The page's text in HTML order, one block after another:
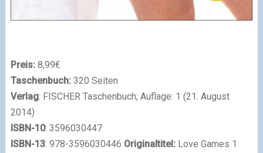
Preis:8,99€
Taschenbuch:320 Seiten
Verlag: FISCHER Taschenbuch; Auflage: 1 (21. August
2014)
ISBN-10: 3596030447
ISBN-13: 978-3596030446 Originaltitel:Love Games 1